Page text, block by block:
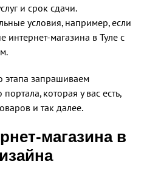
и срок сдачи.
условия, например, если
интернет-магазина в Туле с
этапа запрашиваем
которая у вас есть,
и так далее.
магазина в